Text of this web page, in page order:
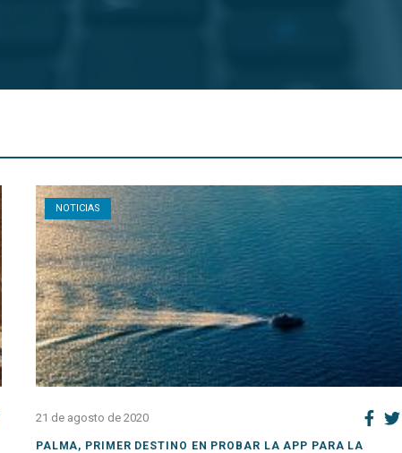
NOTICIAS
Open post
21 de agosto de 2020
PALMA, PRIMER DESTINO EN PROBAR LA APP PARA LA